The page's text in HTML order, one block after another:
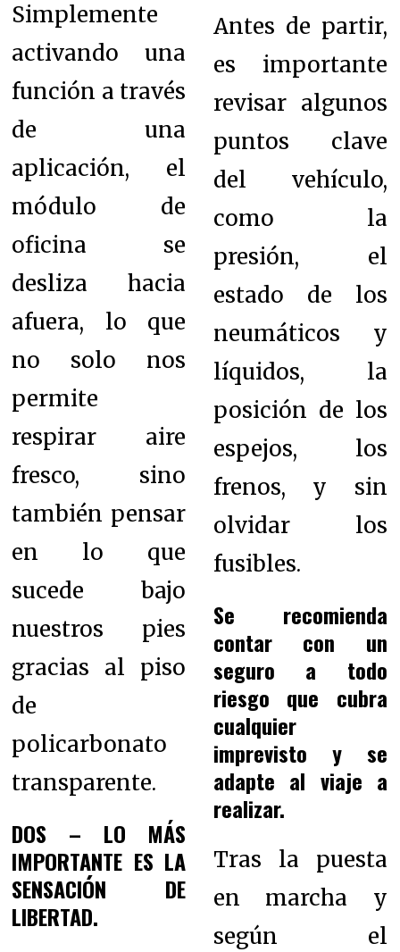
Simplemente
activando una
función a través
de una
aplicación, el
módulo de
oficina se
desliza hacia
afuera, lo que
no solo nos
permite
respirar aire
fresco, sino
también pensar
en lo que
sucede bajo
nuestros pies
gracias al piso
de
policarbonato
transparente.
DOS – LO MÁS
IMPORTANTE ES LA
SENSACIÓN DE
LIBERTAD.
Antes de partir,
es importante
revisar algunos
puntos clave
del vehículo,
como la
presión, el
estado de los
neumáticos y
líquidos, la
posición de los
espejos, los
frenos, y sin
olvidar los
fusibles.
Se recomienda
contar con un
seguro a todo
riesgo que cubra
cualquier
imprevisto y se
adapte al viaje a
realizar.
Tras la puesta
en marcha y
según el